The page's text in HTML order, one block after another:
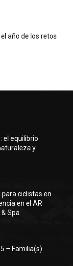
año de los retos
el equilibrio
y
para ciclistas en
en el AR
Spa
– Familia(s)